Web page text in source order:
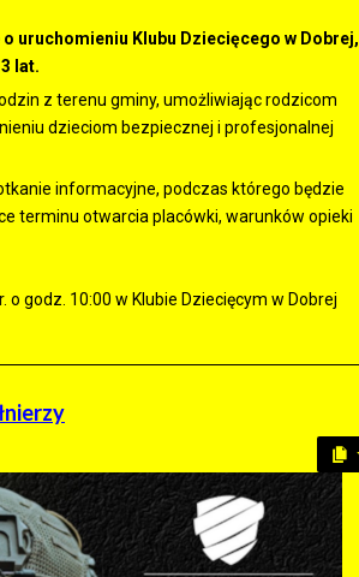
uruchomieniu Klubu Dziecięcego w Dobrej,
lat.
z terenu gminy, umożliwiając rodzicom
dzieciom bezpiecznej i profesjonalnej
informacyjne, podczas którego będzie
terminu otwarcia placówki, warunków opieki
godz. 10:00 w Klubie Dziecięcym w Dobrej